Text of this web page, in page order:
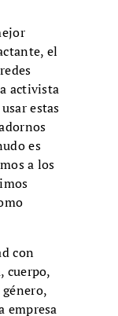
el
activista
estas
es
a los
con
cuerpo,
empresa